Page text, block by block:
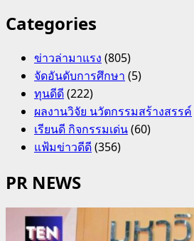
Categories
ข่าวล่ามาแรง (805)
จัดอันดับการศึกษา (5)
ทุนดีดี(222)
ผลงานวิจัย นวัตกรรมสร้างสรรค์
เรียนดี กิจกรรมเด่น(60)
แฟ้มข่าวดีดี(356)
PR NEWS